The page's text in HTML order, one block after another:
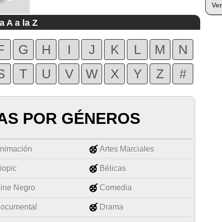
A a la Z
G H I J K L M
N
T U V W X Y Z #
POR GÉNEROS
Artes Marciales
Bélicas
Negro Comedia
Drama